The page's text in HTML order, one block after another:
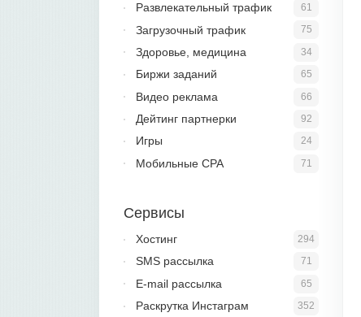
61
Развлекательный трафик
75
Загрузочный трафик
34
Здоровье, медицина
65
Биржи заданий
66
Видео реклама
92
Дейтинг партнерки
24
Игры
71
Мобильные CPA
Сервисы
294
Хостинг
71
SMS рассылка
65
E-mail рассылка
352
Раскрутка Инстаграм